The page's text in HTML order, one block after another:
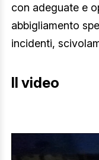
con adeguate e
abbigliamento
incidenti,
Il video